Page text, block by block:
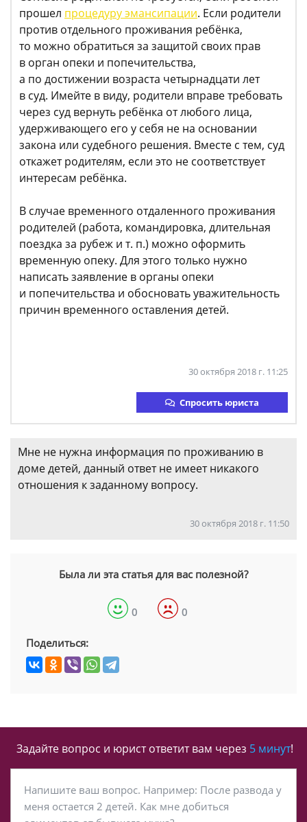
прошел процедуру эмансипации. Если родители
против отдельного проживания ребёнка,
то можно обратиться за защитой своих прав
в орган опеки и попечительства,
а по достижении возраста четырнадцати лет
в суд. Имейте в виду, родители вправе требовать
через суд вернуть ребёнка от любого лица,
удерживающего его у себя не на основании
закона или судебного решения. Вместе с тем, суд
откажет родителям, если это не соответствует
интересам ребёнка.
В случае временного отдаленного проживания
родителей (работа, командировка, длительная
поездка за рубеж и т. п.) можно оформить
временную опеку. Для этого только нужно
написать заявление в органы опеки
и попечительства и обосновать уважительность
причин временного оставления детей.
30 октября 2018 г. 11:25
Спросить юриста
Мне не нужна информация по проживанию в
доме детей, данный ответ не имеет никакого
отношения к заданному вопросу.
30 октября 2018 г. 11:50
Была ли эта статья для вас полезной?
0 0
Поделиться:
Задайте вопрос и юрист ответит вам через 5 минут!